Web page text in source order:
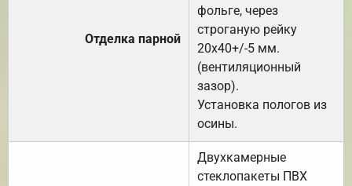
Отделка парной
фольге, через
строганую рейку
20х40+/-5 мм.
(вентиляционный
зазор).
Установка пологов из
осины.
Двухкамерные
стеклопакеты ПВХ